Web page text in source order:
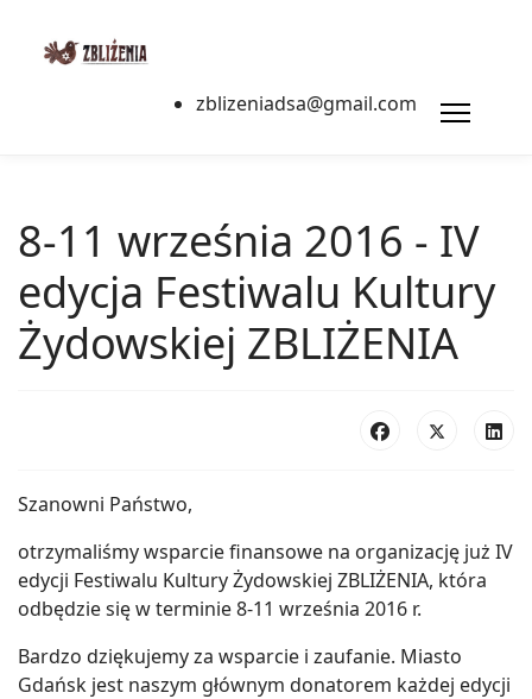
zblizeniadsa@gmail.com
8-11 września 2016 - IV
edycja Festiwalu Kultury
Żydowskiej ZBLIŻENIA
Szanowni Państwo,
otrzymaliśmy wsparcie finansowe na organizację już IV
edycji Festiwalu Kultury Żydowskiej ZBLIŻENIA, która
odbędzie się w terminie 8-11 września 2016 r.
Bardzo dziękujemy za wsparcie i zaufanie. Miasto
Gdańsk jest naszym głównym donatorem każdej edycji